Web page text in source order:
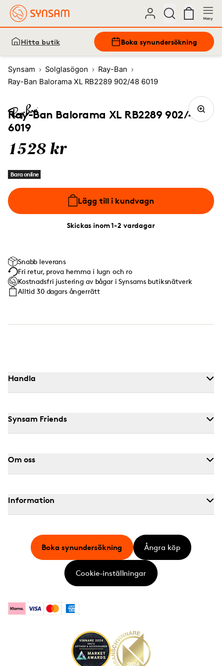
Meny
Hitta butik Boka synundersökning
Synsam Solglasögon
Ray-Ban
Ray-Ban Balorama XL RB2289 902/48 6019
Ray-Ban Balorama XL RB2289 902/48
6019
1528 kr
Bara online
Lägg till i kundvagn
Skickas inom 1-2 vardagar
Snabb leverans
Fri retur, prova hemma i lugn och ro
Kostnadsfri justering av bågar i Synsams butiksnätverk
Alltid 30 dagars ångerrätt
Handla
Synsam Friends
Om oss
Information
KlarnaVisa MastercardAmerican Express
Boka synundersökning Ångra köp
Cookie-inställningar